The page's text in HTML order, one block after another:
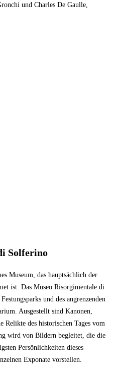
und Charles De Gaulle,
Solferino
Museum, das hauptsächlich der
ist. Das Museo Risorgimentale di
und des angrenzenden
Ausgestellt sind Kanonen,
Relikte des historischen Tages vom
wird von Bildern begleitet, die die
Persönlichkeiten dieses
Exponate vorstellen.